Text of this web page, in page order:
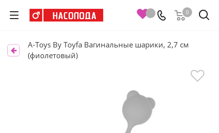
0
A-Toys By Toyfa Вагинальные шарики, 2,7 см
(фиолетовый)